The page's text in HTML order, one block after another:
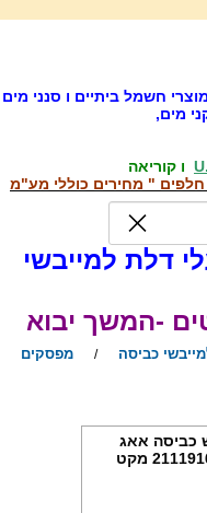
חשמל ביתיים ו סנני מים
מים,
ו קוריאה
" מחירים כוללי מע"מ
דלת למייבשי
-המשך יבוא
כביסה
מפסקים
כביסה אאג
T65250AC ועוד דגמים, 2111916 מקט